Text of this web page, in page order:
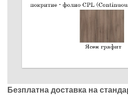
Безплатна доставка на